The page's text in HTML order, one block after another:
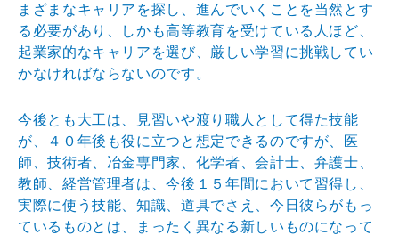
まざまなキャリアを探し、進んでいくことを当然とす
る必要があり、しかも高等教育を受けている人ほど、
起業家的なキャリアを選び、厳しい学習に挑戦してい
かなければならないのです。
今後とも大工は、見習いや渡り職人として得た技能
が、４０年後も役に立つと想定できるのですが、医
師、技術者、冶金専門家、化学者、会計士、弁護士、
教師、経営管理者は、今後１５年間において習得し、
実際に使う技能、知識、道具でさえ、今日彼らがもっ
ているものとは、まったく異なる新しいものになって